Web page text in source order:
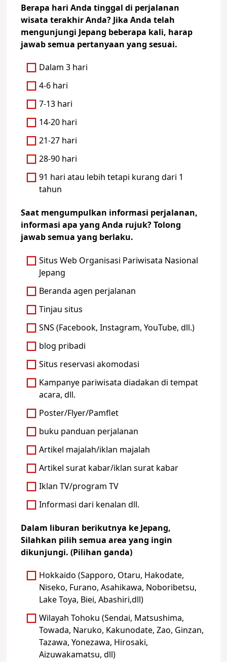
Berapa hari Anda tinggal di perjalanan
wisata terakhir Anda? Jika Anda telah
mengunjungi Jepang beberapa kali, harap
jawab semua pertanyaan yang sesuai.
Dalam 3 hari
4-6 hari
7-13 hari
14-20 hari
21-27 hari
28-90 hari
91 hari atau lebih tetapi kurang dari 1
tahun
Saat mengumpulkan informasi perjalanan,
informasi apa yang Anda rujuk? Tolong
jawab semua yang berlaku.
Situs Web Organisasi Pariwisata Nasional
Jepang
Beranda agen perjalanan
Tinjau situs
SNS (Facebook, Instagram, YouTube, dll.)
blog pribadi
Situs reservasi akomodasi
Kampanye pariwisata diadakan di tempat
acara, dll.
Poster/Flyer/Pamflet
buku panduan perjalanan
Artikel majalah/iklan majalah
Artikel surat kabar/iklan surat kabar
Iklan TV/program TV
Informasi dari kenalan dll.
Dalam liburan berikutnya ke Jepang,
Silahkan pilih semua area yang ingin
dikunjungi. (Pilihan ganda)
Hokkaido (Sapporo, Otaru, Hakodate,
Niseko, Furano, Asahikawa, Noboribetsu,
Lake Toya, Biei, Abashiri,dll)
Wilayah Tohoku (Sendai, Matsushima,
Towada, Naruko, Kakunodate, Zao, Ginzan,
Tazawa, Yonezawa, Hirosaki,
Aizuwakamatsu, dll)